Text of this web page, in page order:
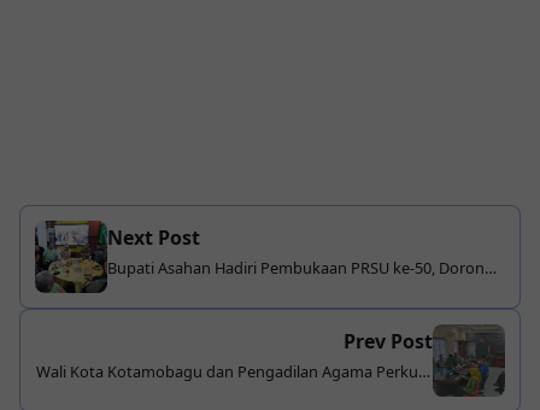
Next Post
Bupati Asahan Hadiri Pembukaan PRSU ke-50, Dorong
Prev Post
Wali Kota Kotamobagu dan Pengadilan Agama Perkuat